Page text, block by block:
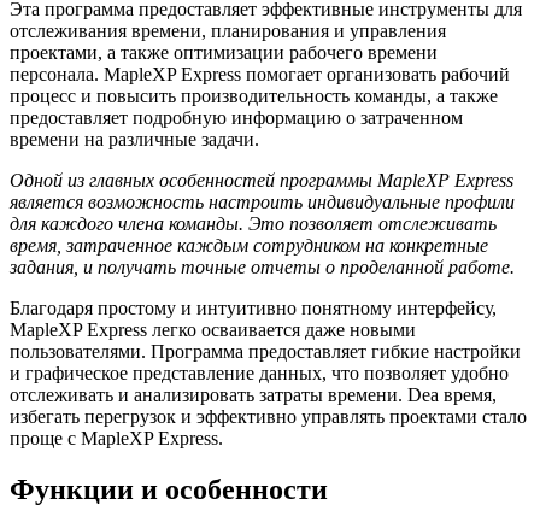
Эта программа предоставляет эффективные инструменты для
отслеживания времени, планирования и управления
проектами, а также оптимизации рабочего времени
персонала. MapleXP Express помогает организовать рабочий
процесс и повысить производительность команды, а также
предоставляет подробную информацию о затраченном
времени на различные задачи.
Одной из главных особенностей программы MapleXP Express
является возможность настроить индивидуальные профили
для каждого члена команды. Это позволяет отслеживать
время, затраченное каждым сотрудником на конкретные
задания, и получать точные отчеты о проделанной работе.
Благодаря простому и интуитивно понятному интерфейсу,
MapleXP Express легко осваивается даже новыми
пользователями. Программа предоставляет гибкие настройки
и графическое представление данных, что позволяет удобно
отслеживать и анализировать затраты времени. Dea время,
избегать перегрузок и эффективно управлять проектами стало
проще с MapleXP Express.
Функции и особенности